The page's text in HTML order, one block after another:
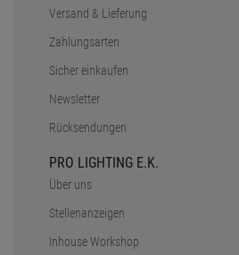
Versand & Lieferung
Zahlungsarten
Sicher einkaufen
Newsletter
Rücksendungen
PRO LIGHTING E.K.
Über uns
Stellenanzeigen
Inhouse Workshop